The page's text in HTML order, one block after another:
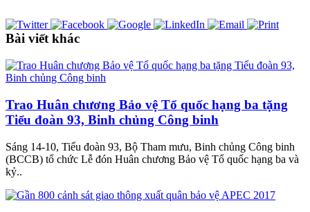
Bài viết khác
Trao Huân chương Bảo vệ Tổ quốc hạng ba tặng
Tiểu đoàn 93, Binh chủng Công binh
Sáng 14-10, Tiểu đoàn 93, Bộ Tham mưu, Binh chủng Công binh
(BCCB) tổ chức Lễ đón Huân chương Bảo vệ Tổ quốc hạng ba và
kỷ..